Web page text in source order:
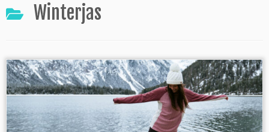
Winterjas